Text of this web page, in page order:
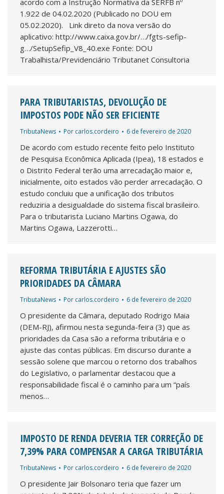
acordo com a Instrução Normativa da SERFB nº
1.922 de 04.02.2020 (Publicado no DOU em
05.02.2020). Link direto da nova versão do
aplicativo: http://www.caixa.gov.br/…/fgts-sefip-
g…/SetupSefip_V8_40.exe Fonte: DOU
Trabalhista/Previdenciário Tributanet Consultoria
PARA TRIBUTARISTAS, DEVOLUÇÃO DE
IMPOSTOS PODE NÃO SER EFICIENTE
TributaNews Por carlos.cordeiro 6 de fevereiro de 2020
De acordo com estudo recente feito pelo Instituto
de Pesquisa Econômica Aplicada (Ipea), 18 estados e
o Distrito Federal terão uma arrecadação maior e,
inicialmente, oito estados vão perder arrecadação. O
estudo concluiu que a unificação dos tributos
reduziria a desigualdade do sistema fiscal brasileiro.
Para o tributarista Luciano Martins Ogawa, do
Martins Ogawa, Lazzerotti…
REFORMA TRIBUTÁRIA E AJUSTES SÃO
PRIORIDADES DA CÂMARA
TributaNews Por carlos.cordeiro 6 de fevereiro de 2020
O presidente da Câmara, deputado Rodrigo Maia
(DEM-RJ), afirmou nesta segunda-feira (3) que as
prioridades da Casa são a reforma tributária e o
ajuste das contas públicas. Em discurso durante a
sessão solene que marcou o retorno dos trabalhos
do Legislativo, o parlamentar destacou que a
responsabilidade fiscal é o caminho para um “país
menos…
IMPOSTO DE RENDA DEVERIA TER CORREÇÃO DE
7,39% PARA COMPENSAR A CARGA TRIBUTÁRIA
TributaNews Por carlos.cordeiro 6 de fevereiro de 2020
O presidente Jair Bolsonaro teria que fazer um